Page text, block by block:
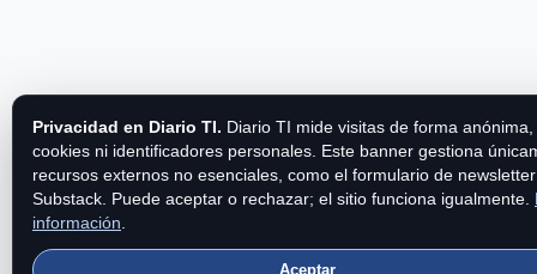
Privacidad en Diario TI. Diario TI mide visitas de forma anónima,
cookies ni identificadores personales. Este banner gestiona
recursos externos no esenciales, como el formulario de
Substack. Puede aceptar o rechazar; el sitio funciona igualmente.
información
Aceptar